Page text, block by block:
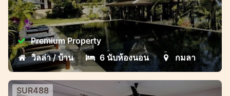
The villa locate on the Mountain of Kamala
area which this area far from Patong just
15 Minuites
Premium Property
วิลล่า / บ้าน
6 นับห้องนอน กมลา
SUR488